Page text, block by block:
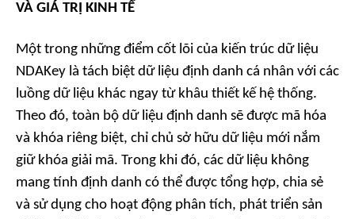
VÀ GIÁ TRỊ KINH TẾ
Một trong những điểm cốt lõi của kiến trúc dữ liệu
NDAKey là tách biệt dữ liệu định danh cá nhân với các
luồng dữ liệu khác ngay từ khâu thiết kế hệ thống.
Theo đó, toàn bộ dữ liệu định danh sẽ được mã hóa
và khóa riêng biệt, chỉ chủ sở hữu dữ liệu mới nắm
giữ khóa giải mã. Trong khi đó, các dữ liệu không
mang tính định danh có thể được tổng hợp, chia sẻ
và sử dụng cho hoạt động phân tích, phát triển sản